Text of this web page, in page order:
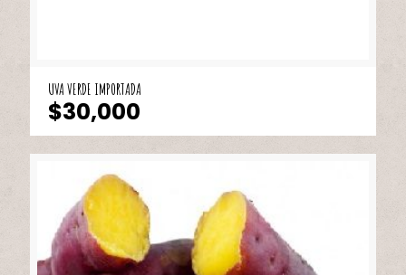
UVA VERDE IMPORTADA
$30,000